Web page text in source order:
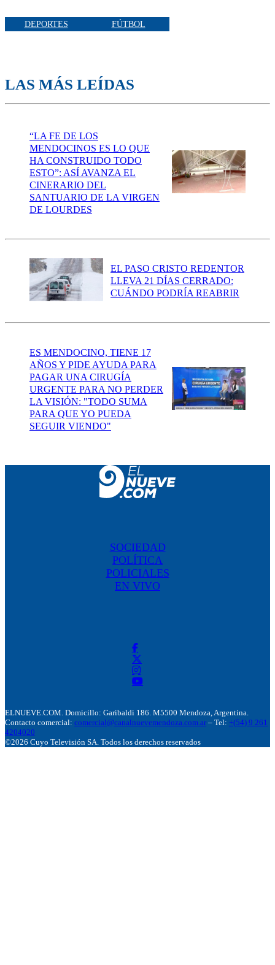
DEPORTES FÚTBOL
LAS MÁS LEÍDAS
“LA FE DE LOS
MENDOCINOS ES LO QUE
HA CONSTRUIDO TODO
ESTO”: ASÍ AVANZA EL
CINERARIO DEL
SANTUARIO DE LA VIRGEN
DE LOURDES
EL PASO CRISTO REDENTOR
LLEVA 21 DÍAS CERRADO:
CUÁNDO PODRÍA REABRIR
ES MENDOCINO, TIENE 17
AÑOS Y PIDE AYUDA PARA
PAGAR UNA CIRUGÍA
URGENTE PARA NO PERDER
LA VISIÓN: "TODO SUMA
PARA QUE YO PUEDA
SEGUIR VIENDO"
SOCIEDAD
POLÍTICA
POLICIALES
EN VIVO
ELNUEVE.COM. Domicillo: Garibaldi 186. M5500 Mendoza, Argentina.
Contacto comercial: comercial@canalnuevemendoza.com.ar – Tel: +(54) 9 261
4204020
©2026 Cuyo Televisión SA. Todos los derechos reservados